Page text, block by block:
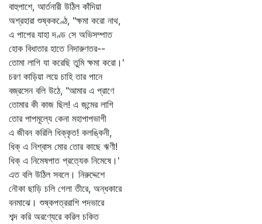
বাহুপাশে, আর্তনারী উঠিল কাঁদিয়া
অশ্রহারা শুষ্ককণ্ঠে, "ক্ষমা করো নাথ,
এ পাপের যাহা দণ্ড সে অভিসম্পাত
হোক বিধাতার হাতে নিদারুণতর--
তোমা লাগি যা করেছি তুমি ক্ষমা করো।'
চরণ কাড়িয়া লয়ে চাহি তার পানে
বজ্রসেন বলি উঠে, "আমার এ প্রাণে
তোমার কী কাজ ছিল! এ জন্মের লাগি
তোর পাপমূল্যে কেনা মহাপাপভাগী
এ জীবন করিলি ধিক্‌কৃত! কলঙ্কিনী,
ধিক্‌ এ নিশ্বাস মোর তোর কাছে ঋণী!
ধিক্‌ এ নিমেষপাত প্রত্যেক নিমেষে।'
এত বলি উঠিল সবলে। নিরুদ্দেশে
নৌকা ছাড়ি চলি গেলা তীরে, অন্ধকারে
বনমাঝে। শুষ্কপত্ররাশি পদভারে
শব্দ করি অরণ্যেরে করিল চকিত